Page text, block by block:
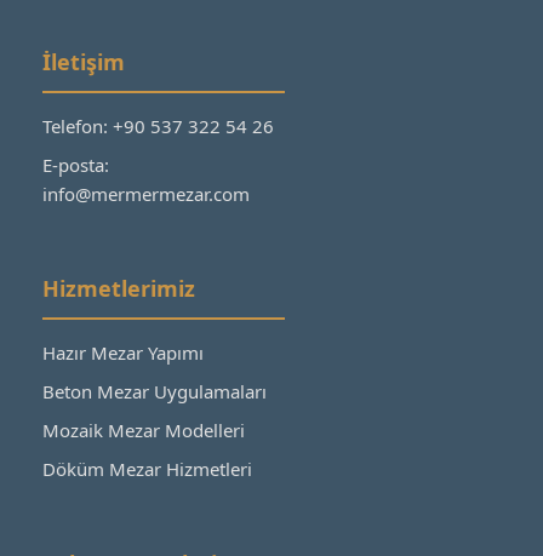
İletişim
Telefon: +90 537 322 54 26
E-posta:
info@mermermezar.com
Hizmetlerimiz
Hazır Mezar Yapımı
Beton Mezar Uygulamaları
Mozaik Mezar Modelleri
Döküm Mezar Hizmetleri